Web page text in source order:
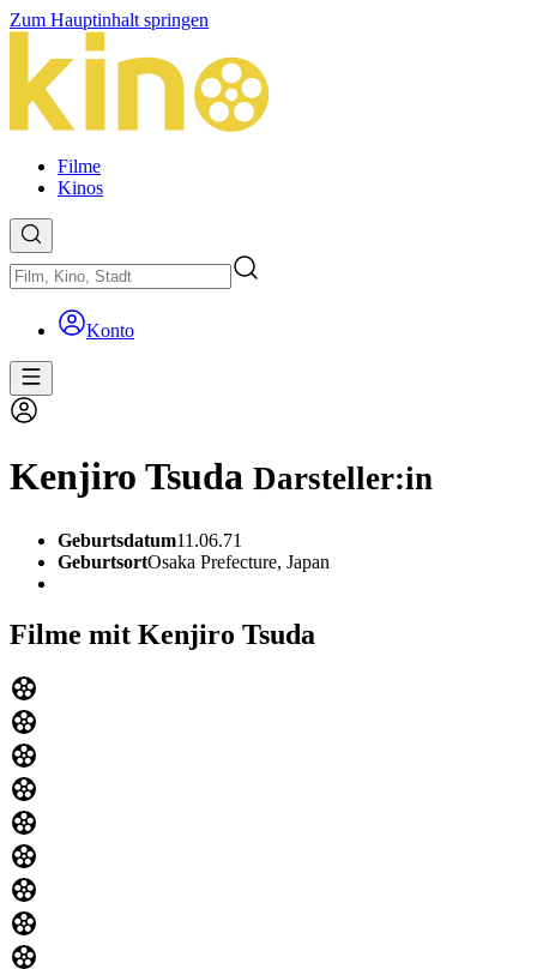
Zum Hauptinhalt springen
Filme
Kinos
Konto
Kenjiro Tsuda Darsteller:in
Geburtsdatum11.06.71
GeburtsortOsaka Prefecture, Japan
Filme mit Kenjiro Tsuda